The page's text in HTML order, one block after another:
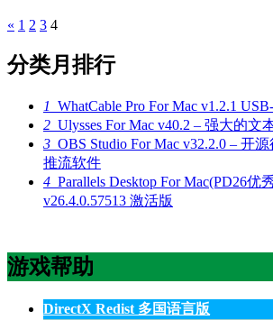
« 1 2 3 4
分类月排行
1 WhatCable Pro For Mac v1.2.1
2 Ulysses For Mac v40.2 – 强大的文
3 OBS Studio For Mac v32.2.0 – 开
推流软件
4 Parallels Desktop For Mac(PD26优
v26.4.0.57513 激活版
游戏帮助
DirectX Redist 多国语言版